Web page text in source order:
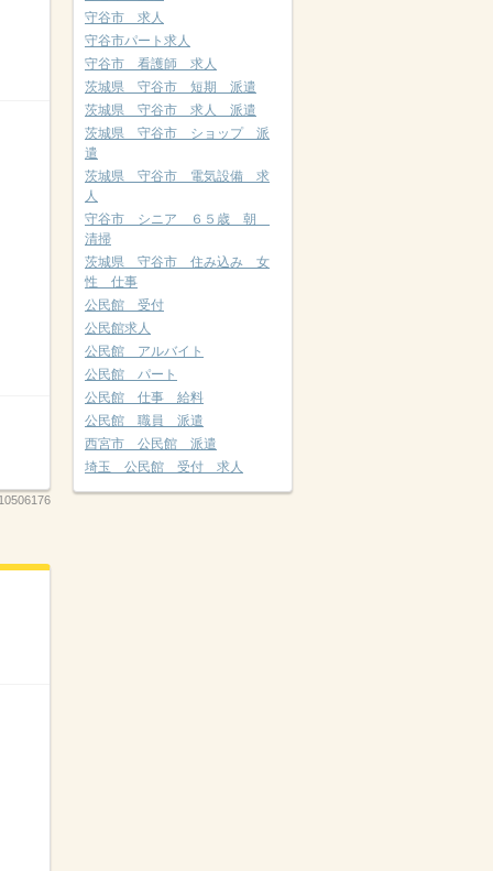
守谷市 求人
守谷市パート求人
守谷市 看護師 求人
茨城県 守谷市 短期 派遣
茨城県 守谷市 求人 派遣
茨城県 守谷市 ショップ 派
遣
茨城県 守谷市 電気設備 求
人
守谷市 シニア ６５歳 朝
清掃
茨城県 守谷市 住み込み 女
性 仕事
公民館 受付
公民館求人
公民館 アルバイト
公民館 パート
公民館 仕事 給料
公民館 職員 派遣
西宮市 公民館 派遣
埼玉 公民館 受付 求人